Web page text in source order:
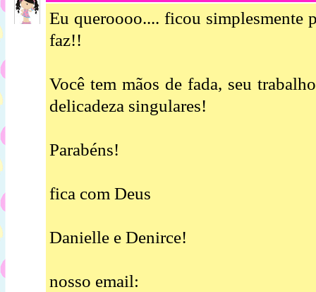
Eu queroooo.... ficou simplesmente
faz!!
Você tem mãos de fada, seu
delicadeza singulares!
Parabéns!
fica com Deus
Danielle e Denirce!
nosso email: